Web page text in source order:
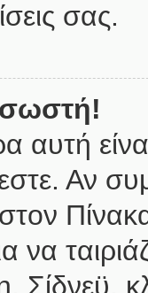
σας.
σωστή!
αυτή
Αν
να
Σίδνεϋ,